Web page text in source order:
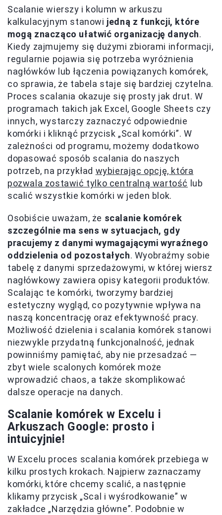
Scalanie wierszy i kolumn w arkuszu
kalkulacyjnym stanowi jedną z funkcji, które
mogą znacząco ułatwić organizację danych.
Kiedy zajmujemy się dużymi zbiorami informacji,
regularnie pojawia się potrzeba wyróżnienia
nagłówków lub łączenia powiązanych komórek,
co sprawia, że tabela staje się bardziej czytelna.
Proces scalania okazuje się prosty jak drut. W
programach takich jak Excel, Google Sheets czy
innych, wystarczy zaznaczyć odpowiednie
komórki i kliknąć przycisk „Scal komórki”. W
zależności od programu, możemy dodatkowo
dopasować sposób scalania do naszych
potrzeb, na przykład wybierając opcję, która
pozwala zostawić tylko centralną wartość lub
scalić wszystkie komórki w jeden blok.
Osobiście uważam, że scalanie komórek
szczególnie ma sens w sytuacjach, gdy
pracujemy z danymi wymagającymi wyraźnego
oddzielenia od pozostałych. Wyobraźmy sobie
tabelę z danymi sprzedażowymi, w której wiersz
nagłówkowy zawiera opisy kategorii produktów.
Scalając te komórki, tworzymy bardziej
estetyczny wygląd, co pozytywnie wpływa na
naszą koncentrację oraz efektywność pracy.
Możliwość dzielenia i scalania komórek stanowi
niezwykle przydatną funkcjonalność, jednak
powinniśmy pamiętać, aby nie przesadzać —
zbyt wiele scalonych komórek może
wprowadzić chaos, a także skomplikować
dalsze operacje na danych.
Scalanie komórek w Excelu i
Arkuszach Google: prosto i
intuicyjnie!
W Excelu proces scalania komórek przebiega w
kilku prostych krokach. Najpierw zaznaczamy
komórki, które chcemy scalić, a następnie
klikamy przycisk „Scal i wyśrodkowanie” w
zakładce „Narzędzia główne”. Podobnie w